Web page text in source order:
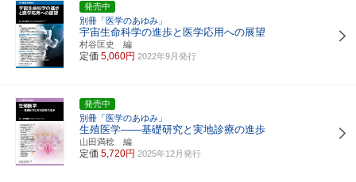
発売中
別冊「医学のあゆみ」
宇宙生命科学の進歩と医学応用への展望
村谷匡史 編
定価 5,060円 2022年9月発行
発売中
別冊「医学のあゆみ」
生殖医学――基礎研究と実地診療の進歩
山田満稔 編
定価 5,720円 2025年12月発行